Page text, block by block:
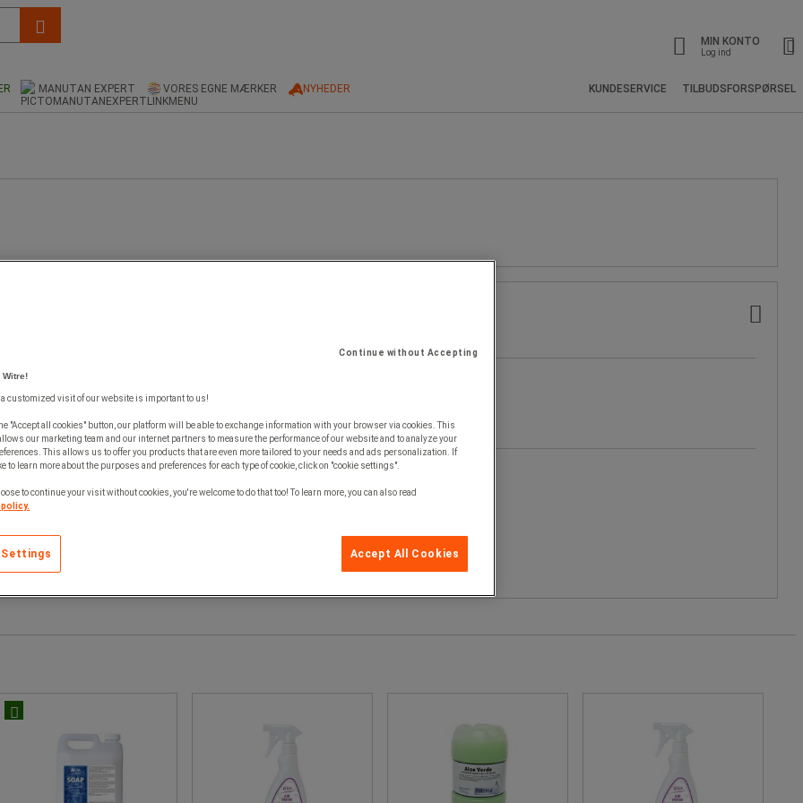
MIN KONTO
Log ind
MANUTAN EXPERT VORES EGNE MÆRKER NYHEDER KUNDESERVICE TILBUDSFORSPØRSEL
Continue without Accepting
Witre!
customized visit of our website is important to us!
"Accept all cookies" button, our platform will be able to exchange information with your browser via cookies. This
our marketing team and our internet partners to measure the performance of our website and to analyze your
This allows us to offer you products that are even more tailored to your needs and ads personalization. If
to learn more about the purposes and preferences for each type of cookie, click on "cookie settings".
to continue your visit without cookies, you're welcome to do that too! To learn more, you can also read
Accept All Cookies